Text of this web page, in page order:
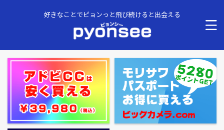
好きなことでピョンっと飛び続けると出会える